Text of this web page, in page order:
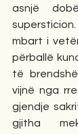
asnjë
mbart i
përballë
të
vijnë nga
gjendje
gjitha